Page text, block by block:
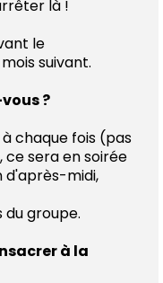
là !
le
suivant.
?
chaque fois (pas
sera en soirée
d'après-midi,
groupe.
à la